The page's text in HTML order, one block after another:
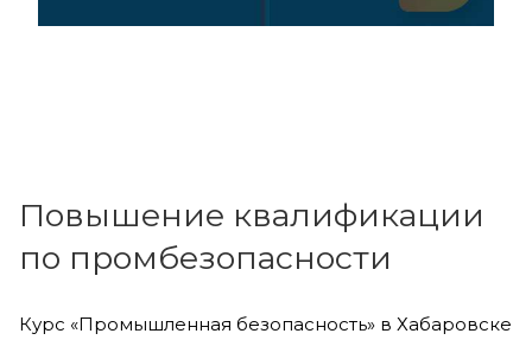
Повышение квалификации
по промбезопасности
Курс «Промышленная безопасность» в Хабаровске